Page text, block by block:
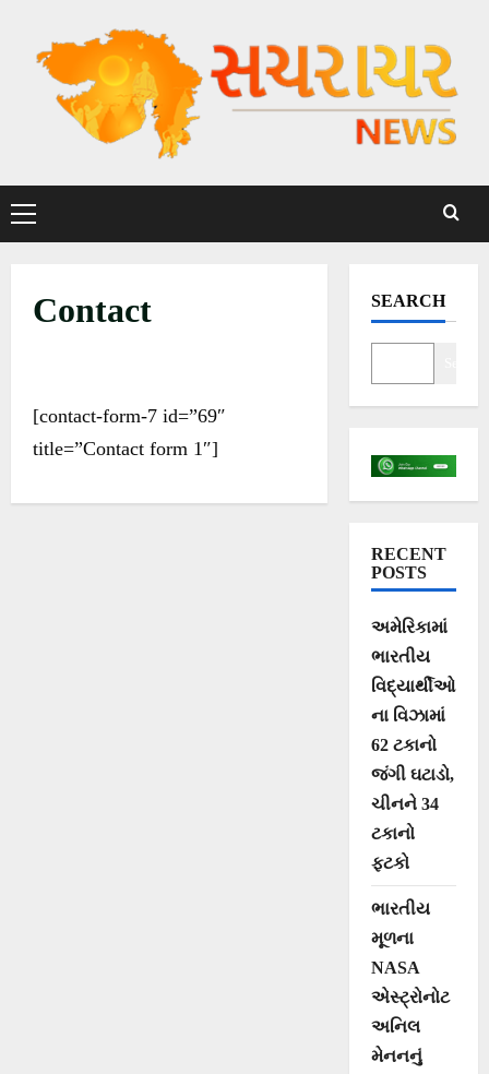
c
r
a
e
n
Contact
[contact-form-7 id=”69″
title=”Contact form 1″]
SEARCH
RECENT
POSTS
અમેરિકામાં
ભારતીય
વિદ્યાર્થીઓ
ના વિઝામાં
62 ટકાનો
જંગી ઘટાડો,
ચીનને 34
ટકાનો
ફટકો
ભારતીય
મૂળના
NASA
એસ્ટ્રોનોટ
અનિલ
મેનનનું